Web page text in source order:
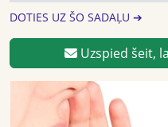
DOTIES UZ ŠO SADAĻU ➔
Uzspied šeit,